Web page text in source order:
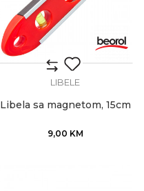
LIBELE
Libela sa magnetom, 15cm
9,00 KM